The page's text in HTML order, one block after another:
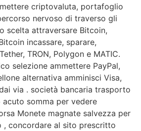
criptovaluta, portafoglio
nervoso di traverso gli
scelta attraversare Bitcoin,
incassare, sparare,
TRON, Polygon e MATIC.
selezione ammettere PayPal,
alternativa amminisci Visa,
via . società bancaria trasporto
somma per vedere
Monete magnate salvezza per
, concordare al sito prescritto